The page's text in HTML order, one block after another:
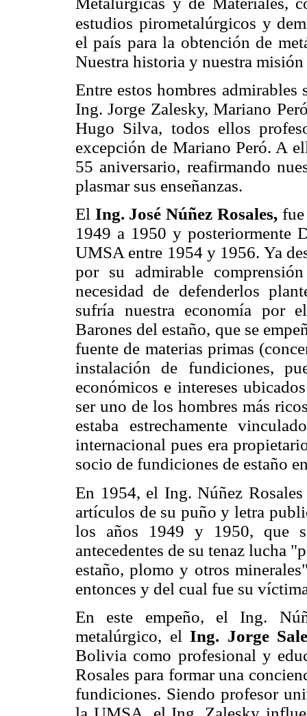
estudios pirometalúrgicos y
el país para la obtención de
Nuestra historia y nuestra
Entre estos hombres admirables
Ing. Jorge Zalesky, Mariano
Hugo Silva, todos ellos
excepción de Mariano Peró. A
55 aniversario, reafirmando
plasmar sus enseñanzas.
El Ing. José Núñez Rosales,
1949 a 1950 y posteriormente
UMSA entre 1954 y 1956. Ya
por su admirable
necesidad de defenderlos
sufría nuestra economía por
Barones del estaño, que se
fuente de materias primas
instalación de fundiciones,
económicos e intereses
ser uno de los hombres más
estaba estrechamente
internacional pues era
socio de fundiciones de estaño
En 1954, el Ing. Núñez
artículos de su puño y letra
los años 1949 y 1950, que
antecedentes de su tenaz lucha
estaño, plomo y otros
entonces y del cual fue su
En este empeño, el Ing.
metalúrgico, el Ing. Jorge
Bolivia como profesional y
Rosales para formar una
fundiciones. Siendo profesor